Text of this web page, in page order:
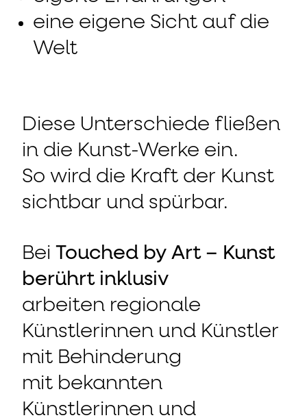
eine eigene Sicht auf die
Welt
Diese Unterschiede fließen
in die Kunst-Werke ein.
So wird die Kraft der Kunst
sichtbar und spürbar.
Bei Touched by Art – Kunst
berührt inklusiv
arbeiten regionale
Künstlerinnen und Künstler
mit Behinderung
mit bekannten
Künstlerinnen und